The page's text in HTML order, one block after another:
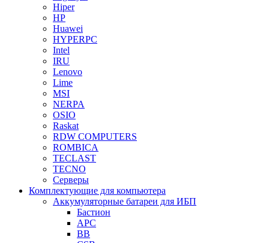
Hiper
HP
Huawei
HYPERPC
Intel
IRU
Lenovo
Lime
MSI
NERPA
OSIO
Raskat
RDW COMPUTERS
ROMBICA
TECLAST
TECNO
Серверы
Комплектующие для компьютера
Аккумуляторные батареи для ИБП
Бастион
APC
BB